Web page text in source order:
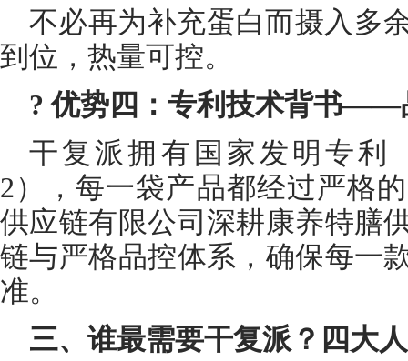
不必再为补充蛋白而摄入多
到位，热量可控。
? 优势四：专利技术背书——
干复派拥有国家发明专利
2），每一袋产品都经过严格
供应链有限公司深耕康养特膳
链与严格品控体系，确保每一
准。
三、谁最需要干复派？四大